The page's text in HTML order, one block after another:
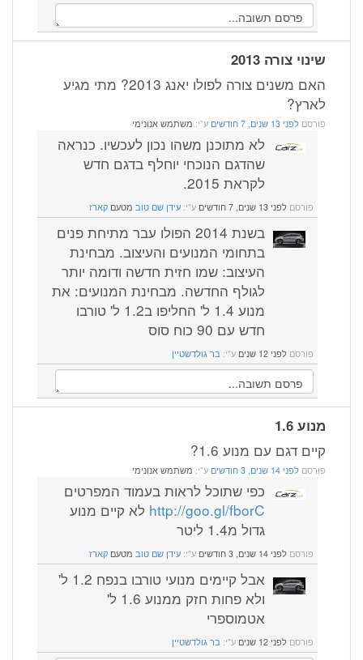
שינוי צורה 2013
האם משנים צורה לפולו יאנג 2013? מתי מגיע
לארץ?
פורסם לפני 13 שנים, 7 חודשים ע"י: משתמש אנונימי
לא מתוכנן משהו נכון לעכשיו. כנראה
שהדגם הנוכחי יוחלף בדגם חדש
לקראת 2015.
פורסם לפני 13 שנים, 7 חודשים ע"י: עידן שם טוב מטעם קארז
בשנת 2014 הפולו עבר מתיחת פנים
בתחומי המנועים והעיצוב. מבחינת
העיצוב: שמו חזית חדשה ודומה יותר
לגולף החדשה. מבחינת המנועים: את
מנוע 1.4 ל' החליפו ב1.2 ל' טורבו
חדש עם 90 כוח סוס
פורסם לפני 12 שנים ע"י: בר גולדשטיין
מנוע 1.6
קיים דגם עם מנוע 1.6?
פורסם לפני 14 שנים, 3 חודשים ע"י: משתמש אנונימי
כפי שתוכל לראות בעמוד המפרטים
http://goo.gl/fborC לא קיים מנוע
גדול מ1.4 ליטר
פורסם לפני 14 שנים, 3 חודשים ע"י: עידן שם טוב מטעם קארז
אבל קיימים מנועי טורבו בנפח 1.2 ל'
ולא פחות חזק ממנוע 1.6 ל'
אטמוספרי
פורסם לפני 12 שנים ע"י: בר גולדשטיין